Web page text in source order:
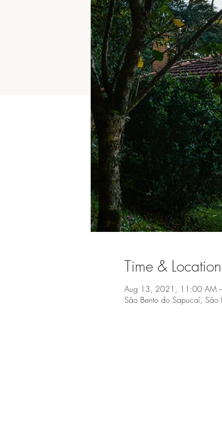
Time & Location
Aug 13, 2021, 11:00 AM
São Bento do Sapucaí,